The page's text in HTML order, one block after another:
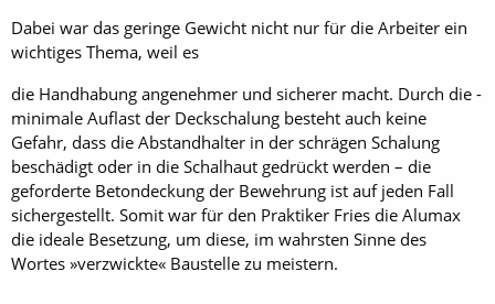
Dabei war das geringe Gewicht nicht nur für die Arbeiter ein
wichtiges Thema, weil es
die Handhabung angenehmer und sicherer macht. Durch die ­
minimale Auflast der Deckschalung besteht auch keine
Gefahr, dass die Abstandhalter in der schrägen Schalung
beschädigt oder in die Schalhaut gedrückt werden – die
geforderte Betondeckung der Bewehrung ist auf jeden Fall
sichergestellt. Somit war für den Praktiker Fries die Alumax
die ideale Besetzung, um diese, im wahrsten Sinne des
Wortes »verzwickte« Baustelle zu meistern.